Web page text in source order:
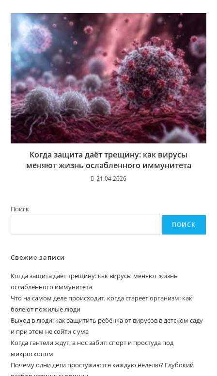
Когда защита даёт трещину: как вирусы
меняют жизнь ослабленного иммунитета
21.04.2026
Поиск
ПОИСК
Свежие записи
Когда защита даёт трещину: как вирусы меняют жизнь
ослабленного иммунитета
Что на самом деле происходит, когда стареет организм: как
болеют пожилые люди
Выход в люди: как защитить ребёнка от вирусов в детском саду
и при этом не сойти с ума
Когда гантели ждут, а нос забит: спорт и простуда под
микроскопом
Почему одни дети простужаются каждую неделю? Глубокий